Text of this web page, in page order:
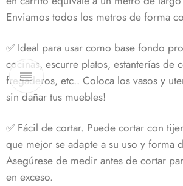
Enviamos todos los metros de forma
✅ Ideal para usar como base fondo
cocinas, escurre platos, estanterías de
fregaderos, etc.. Coloca los vasos y
sin dañar tus muebles!
✅ Fácil de cortar. Puede cortar con
que mejor se adapte a su uso y forma
Asegúrese de medir antes de cortar
en exceso.